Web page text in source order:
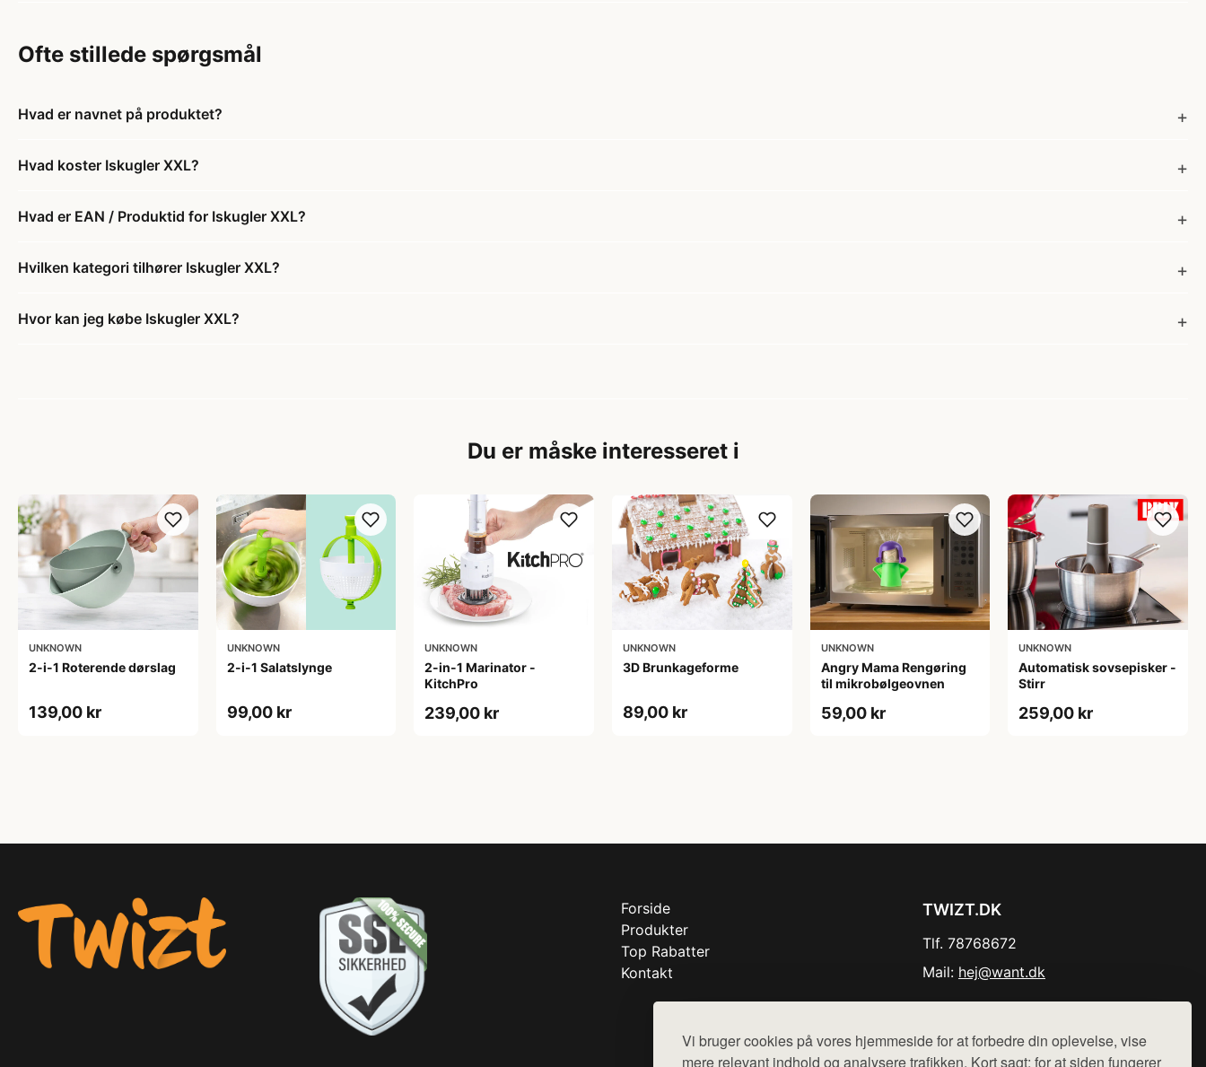
Vi bruger cookies på vores hjemmeside for at forbedre din oplevelse, vise
mere relevant indhold og analysere trafikken. Kort sagt: for at siden fungerer
Ofte stillede spørgsmål
Hvad er navnet på produktet?
Hvad koster Iskugler XXL?
Hvad er EAN / Produktid for Iskugler XXL?
Hvilken kategori tilhører Iskugler XXL?
Hvor kan jeg købe Iskugler XXL?
Du er måske interesseret i
UNKNOWN
2-i-1 Roterende dørslag
139,00 kr
UNKNOWN
2-i-1 Salatslynge
99,00 kr
UNKNOWN
2-in-1 Marinator -
KitchPro
239,00 kr
UNKNOWN
3D Brunkageforme
89,00 kr
UNKNOWN
Angry Mama Rengøring
til mikrobølgeovnen
59,00 kr
UNKNOWN
Automatisk sovsepisker -
Stirr
259,00 kr
Forside
Produkter
Top Rabatter
Kontakt
TWIZT.DK
Tlf. 78768672
Mail: hej@want.dk